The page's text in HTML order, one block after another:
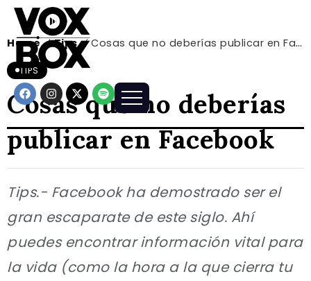
Home / Tips / Cosas que no deberías publicar en Facebook
TIPS
Cosas que no deberías
publicar en Facebook
Tips.- Facebook ha demostrado ser el
gran escaparate de este siglo. Ahí
puedes encontrar información vital para
la vida (como la hora a la que cierra tu